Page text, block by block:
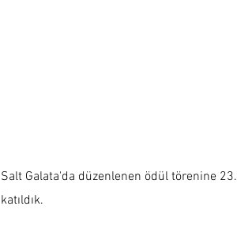
Salt Galata'da düzenlenen ödül törenine
katıldık.